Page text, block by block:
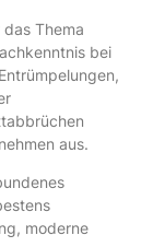
Thema
bei
aus.
moderne